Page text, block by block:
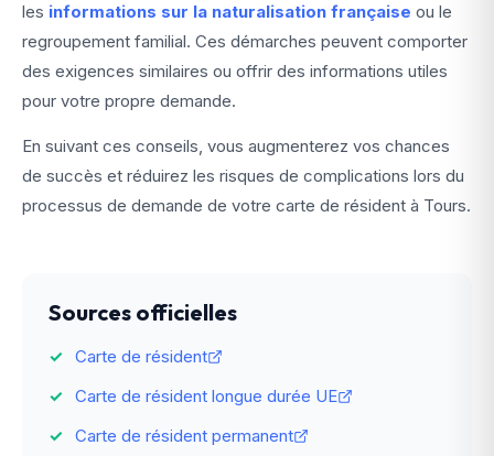
les informations sur la naturalisation française ou le
regroupement familial. Ces démarches peuvent comporter
des exigences similaires ou offrir des informations utiles
pour votre propre demande.
En suivant ces conseils, vous augmenterez vos chances
de succès et réduirez les risques de complications lors du
processus de demande de votre carte de résident à Tours.
Sources officielles
Carte de résident
Carte de résident longue durée UE
Carte de résident permanent